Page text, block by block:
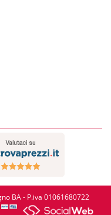
BA - P.iva 01061680722